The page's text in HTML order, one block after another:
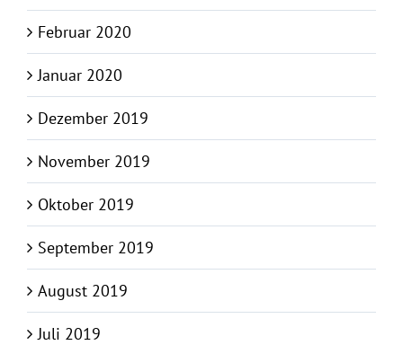
Februar 2020
Januar 2020
Dezember 2019
November 2019
Oktober 2019
September 2019
August 2019
Juli 2019